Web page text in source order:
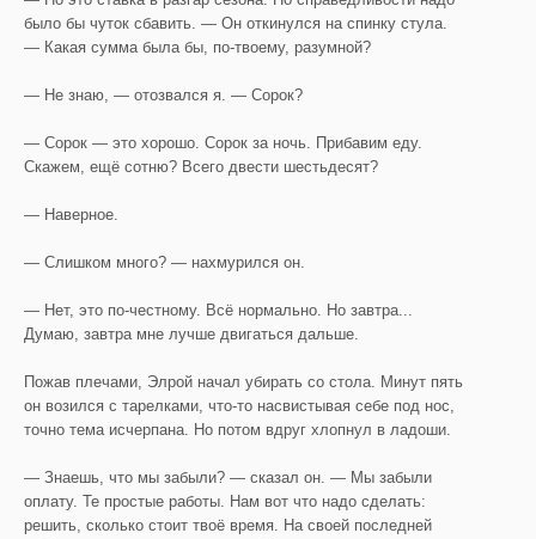
было бы чуток сбавить. — Он откинулся на спинку стула.
— Какая сумма была бы, по-твоему, разумной?
— Не знаю, — отозвался я. — Сорок?
— Сорок — это хорошо. Сорок за ночь. Прибавим еду.
Скажем, ещё сотню? Всего двести шестьдесят?
— Наверное.
— Слишком много? — нахмурился он.
— Нет, это по-честному. Всё нормально. Но завтра...
Думаю, завтра мне лучше двигаться дальше.
Пожав плечами, Элрой начал убирать со стола. Минут пять
он возился с тарелками, что-то насвистывая себе под нос,
точно тема исчерпана. Но потом вдруг хлопнул в ладоши.
— Знаешь, что мы забыли? — сказал он. — Мы забыли
оплату. Те простые работы. Нам вот что надо сделать:
решить, сколько стоит твоё время. На своей последней